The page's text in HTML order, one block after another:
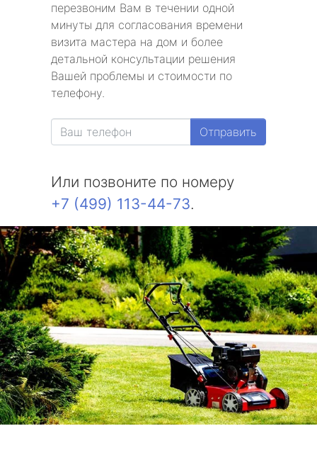
перезвоним Вам в течении одной
минуты для согласования времени
визита мастера на дом и более
детальной консультации решения
Вашей проблемы и стоимости по
телефону.
Отправить
Или позвоните по номеру
+7 (499) 113-44-73.